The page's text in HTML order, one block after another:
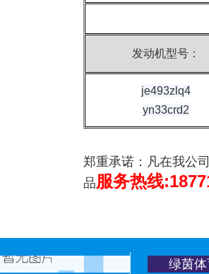
发动机型号：
je493zlq4
yn33crd2
郑重承诺：凡在我公
品服务热线
绿茵